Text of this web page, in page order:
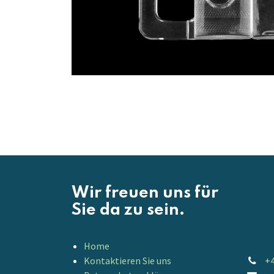
Wir freuen uns für
Sie da zu sein.
Home
Kontaktieren Sie uns